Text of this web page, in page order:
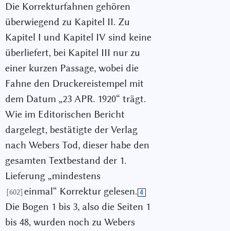
Die Korrekturfahnen gehören
überwiegend zu Kapitel II. Zu
Kapitel I und Kapitel IV sind keine
überliefert, bei Kapitel III nur zu
einer kurzen Passage, wobei die
Fahne den Druckereistempel mit
dem Datum „23 APR. 1920“ trägt.
Wie im Editorischen Bericht
dargelegt, bestätigte der Verlag
nach Webers Tod, dieser habe den
gesamten Textbestand der 1.
Lieferung „mindestens
[602] einmal“ Korrektur gelesen. 4
Die Bogen 1 bis 3, also die Seiten 1
bis 48, wurden noch zu Webers